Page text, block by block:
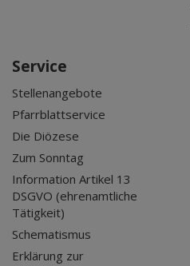
Service
Stellenangebote
Pfarrblattservice
Die Diözese
Zum Sonntag
Information Artikel 13
DSGVO (ehrenamtliche
Tätigkeit)
Schematismus
Erklärung zur